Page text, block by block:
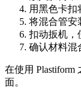
用黑色卡扣
将混合管安
扣动扳机，
确认材料混
在使用
面。